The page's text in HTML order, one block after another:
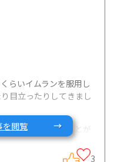
らいイムランを服用し
目立ったりしてきまし
あったのを見たことが
はありまずか、増え方
を閲覧
3